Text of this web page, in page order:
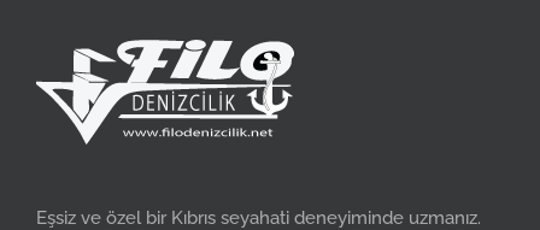
Eşsiz ve özel bir Kıbrıs seyahati deneyiminde uzmanız.